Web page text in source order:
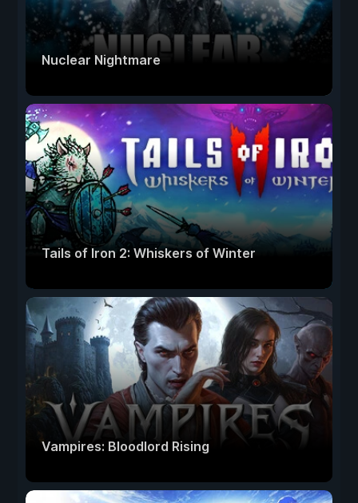
Nuclear Nightmare
Tails of Iron 2: Whiskers of Winter
Vampires: Bloodlord Rising